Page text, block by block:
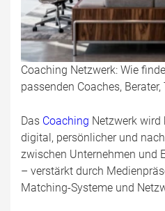
Coaching Netzwerk: Wie
passenden Coaches,
Das Coaching Netzwerk
digital, persönlicher und
zwischen Unternehmen und
– verstärkt durch
Matching-Systeme und